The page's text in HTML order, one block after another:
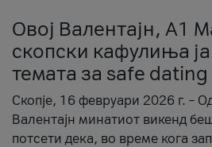
Овој Валентајн, A1
скопски кафулиња ја
темата за safe dating
Скопје, 16 февруари 2026 г. –
Валентајн минатиот викенд
потсети дека, во време кога